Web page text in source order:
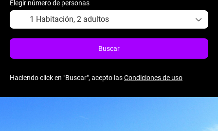
Elegir número de personas
1 Habitación, 2 adultos
Buscar
Haciendo click en "Buscar", acepto lasCondiciones de uso